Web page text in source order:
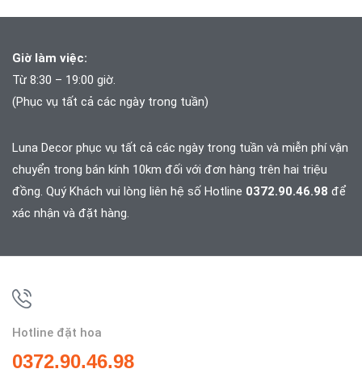
Giờ làm việc:
Từ 8:30 – 19:00 giờ.
(Phục vụ tất cả các ngày trong tuần)
Luna Decor phục vụ tất cả các ngày trong tuần và miễn phí vận
chuyển trong bán kính 10km đối với đơn hàng trên hai triệu
đồng. Quý Khách vui lòng liên hệ số Hotline 0372.90.46.98 để
xác nhận và đặt hàng.
Hotline đặt hoa
0372.90.46.98